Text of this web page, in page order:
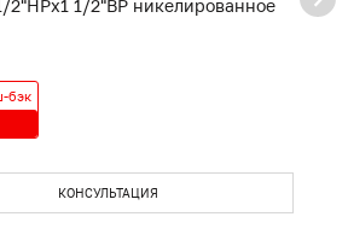
2"НРx1 1/2"ВР никелированное
бэк
КОНСУЛЬТАЦИЯ